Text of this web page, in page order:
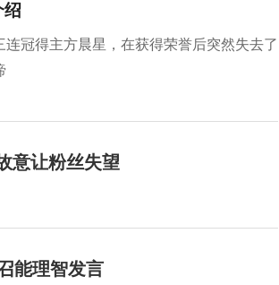
绍
冠得主方晨星，在获得荣誉后突然失去了
意让粉丝失望
能理智发言